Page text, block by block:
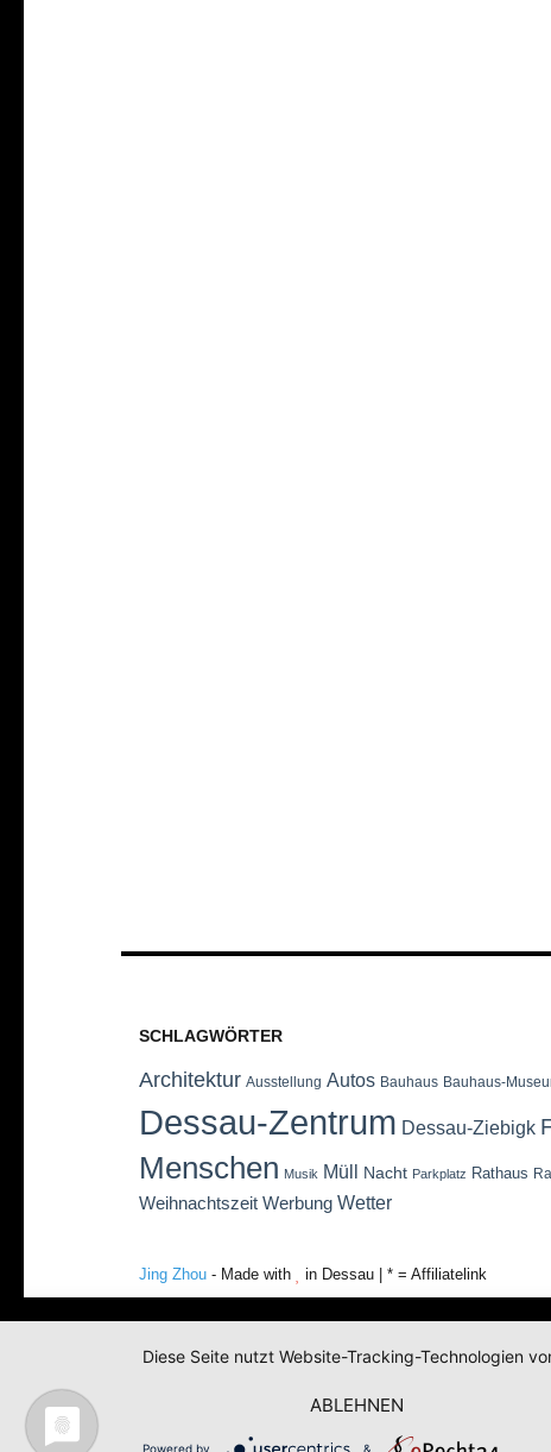
SCHLAGWÖRTER
Architektur Ausstellung Autos Bauhaus Bauhaus-
Dessau-Zentrum Dessau-Ziebigk
Menschen Musik Müll Nacht Parkplatz Rathaus
Weihnachtszeit Werbung Wetter
Jing Zhou - Made with in Dessau | * = Affiliatelink
Diese Seite nutzt Website-Tracking-Technologien
ABLEHNEN
Powered by &